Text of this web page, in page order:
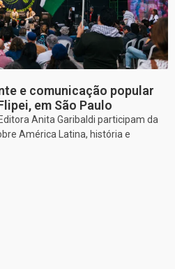
e comunicação popular
em São Paulo
Anita Garibaldi participam da
América Latina, história e